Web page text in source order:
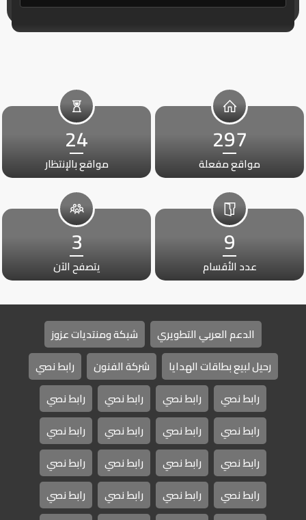
297
مواقع مفعلة
24
مواقع بالإنتظار
9
عدد الأقسام
3
يتصفح الآن
الدعم العربي التطويري
شبكة ومنتديات عزوز
رحيل لبيع بطاقات الهدايا
شركة الفنون
رابط نصي
رابط نصي
رابط نصي رابط نصي
رابط نصي
رابط نصي
رابط نصي رابط نصي
رابط نصي
رابط نصي
رابط نصي رابط نصي
رابط نصي
رابط نصي
رابط نصي رابط نصي
رابط نصي